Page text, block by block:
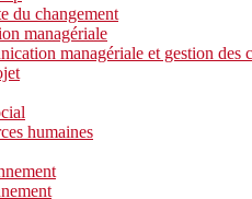
du changement
managériale
managériale et gestion des
humaines